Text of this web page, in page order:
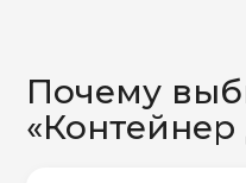
Почему